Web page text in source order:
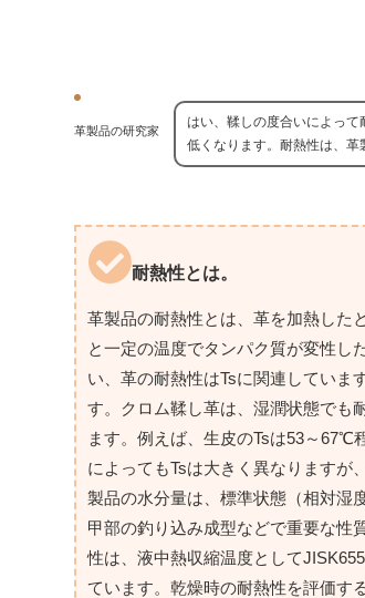
革製品の研究家
はい、鞣しの度合いによっ
低くなります。耐熱性は、革
耐熱性とは。
革製品の耐熱性とは、革を加熱した
と一定の温度でタンパク質が変性し
い、革の耐熱性はTsに関連していま
す。クロム鞣し革は、湿潤状態でも
ます。例えば、生皮のTsは53～67℃
によってもTsは大きく異なりますが
製品の水分量は、標準状態（相対湿
甲部の釣り込み成型などで重要な性
性は、液中熱収縮温度として
ています。乾燥時の耐熱性を評価す